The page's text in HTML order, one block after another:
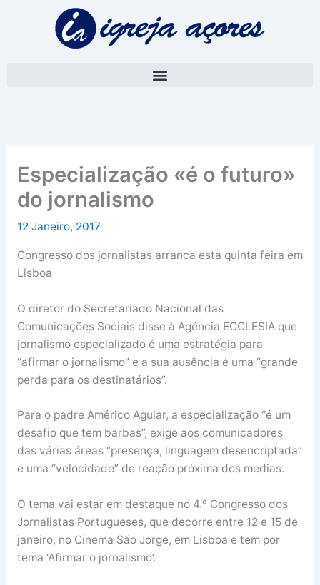
Especialização «é o futuro»
do jornalismo
12 Janeiro, 2017
Congresso dos jornalistas arranca esta quinta feira em
Lisboa
O diretor do Secretariado Nacional das
Comunicações Sociais disse à Agência ECCLESIA que
jornalismo especializado é uma estratégia para
“afirmar o jornalismo” e a sua ausência é uma “grande
perda para os destinatários”.
Para o padre Américo Aguiar, a especialização “é um
desafio que tem barbas”, exige aos comunicadores
das várias áreas “presença, linguagem desencriptada”
e uma “velocidade” de reação próxima dos medias.
O tema vai estar em destaque no 4.º Congresso dos
Jornalistas Portugueses, que decorre entre 12 e 15 de
janeiro, no Cinema São Jorge, em Lisboa e tem por
tema ‘Afirmar o jornalismo’.